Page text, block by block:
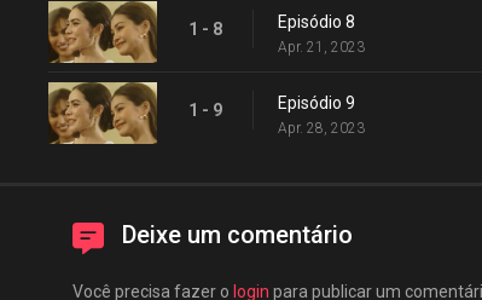
1 - 8 Episódio 8
Apr. 21, 2023
1 - 9 Episódio 9
Apr. 28, 2023
Deixe um comentário
Você precisa fazer o login para publicar um